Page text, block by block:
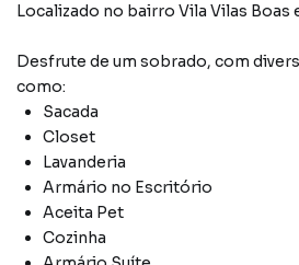
Localizado no bairro Vila Vilas Boas
Desfrute de um sobrado, com
como:
Sacada
Closet
Lavanderia
Armário no Escritório
Aceita Pet
Cozinha